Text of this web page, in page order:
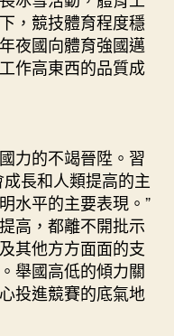
，競技體育程度穩
夜國向體育強國邁
作高東西的品質成
的不竭晉陞。習
長和人類提高的主
水平的主要表現。”
高，都離不開批示
其他方方面面的支
舉國高低的傾力關
投進競賽的底氣地